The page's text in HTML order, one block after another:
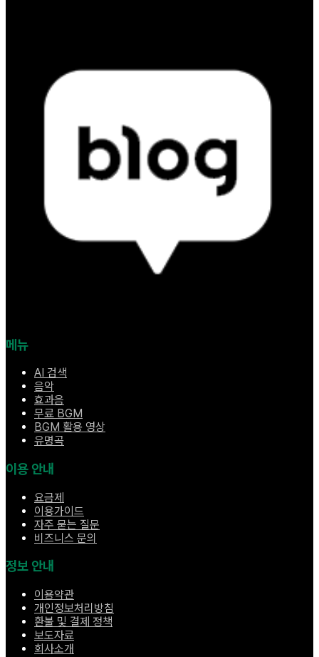
메뉴
AI 검색
음악
효과음
무료 BGM
BGM 활용 영상
유명곡
이용 안내
요금제
이용가이드
자주 묻는 질문
비즈니스 문의
정보 안내
이용약관
개인정보처리방침
환불 및 결제 정책
보도자료
회사소개